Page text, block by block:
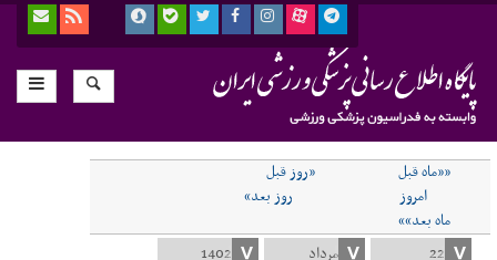
««ماه قبل
«روز قبل
امروز
روز بعد»
ماه بعد»»